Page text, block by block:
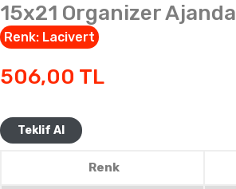
15x21 Organizer Ajanda
Renk: Lacivert
506,00 TL
Teklif Al
Renk